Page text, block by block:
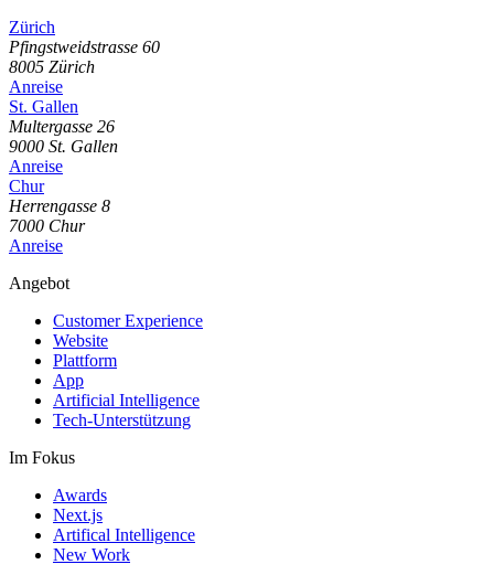
Zürich
Pfingstweidstrasse 60
8005 Zürich
Anreise
St. Gallen
Multergasse 26
9000 St. Gallen
Anreise
Chur
Herrengasse 8
7000 Chur
Anreise
Angebot
Customer Experience
Website
Plattform
App
Artificial Intelligence
Tech-Unterstützung
Im Fokus
Awards
Next.js
Artifical Intelligence
New Work